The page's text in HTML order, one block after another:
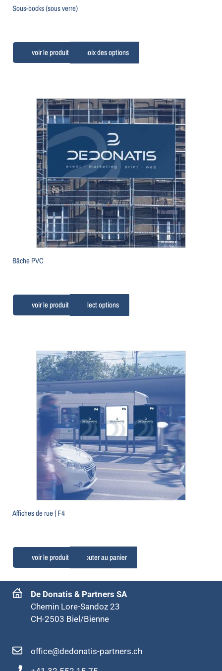
Sous-bocks (sous verre)
Choix des options
Bâche PVC
Select options
Affiches de rue | F4
Ajouter au panier
De Donatis & Partners SA
Chemin Lore-Sandoz 23
CH-2503 Biel/Bienne
office@dedonatis-partners.ch